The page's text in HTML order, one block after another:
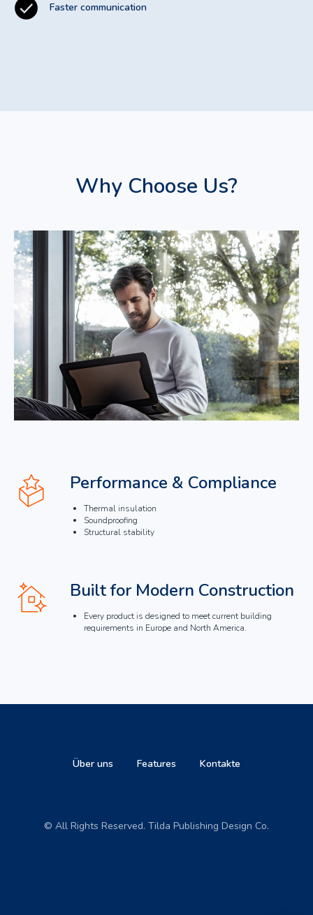
Faster communication
Why Choose Us?
Performance & Compliance
Thermal insulation
Soundproofing
Structural stability
Built for Modern Construction
Every product is designed to meet current building
requirements in Europe and North America.
Über uns Features Kontakte
© All Rights Reserved. Tilda Publishing Design Co.